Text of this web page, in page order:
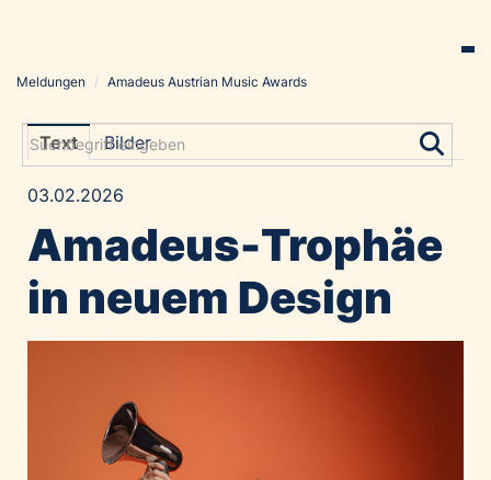
Grayling Agentur
Alawyer
Amadeus Austrian Music Awards
Bolt
Constantia Flexibles
Costa Kreuzfahrten
Expo 2025 Osaka
Meldungen / Amadeus Austrian Music Awards
Text Bilder
03.02.2026
Amadeus-Trophäe
in neuem Design